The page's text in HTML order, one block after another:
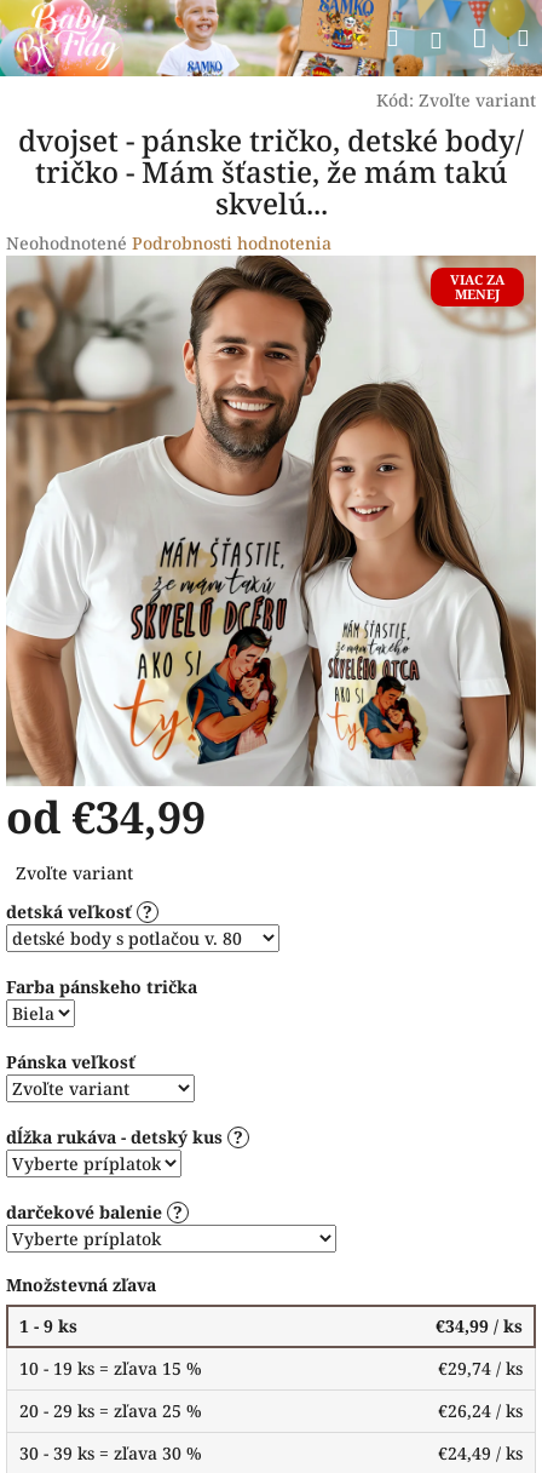
Prejsť
na
obsah
Hľadať
Kód: Zvoľte variant
dvojset - pánske tričko, detské body/
tričko - Mám šťastie, že mám takú
skvelú...
Priemerné
hodnotenie
produktu
je
0,0
z
5
hviezdičiek.
Neohodnotené Podrobnosti hodnotenia
VIAC ZA
MENEJ
od €34,99
cena:
Zvoľte variant
detská veľkosť ?
Farba pánskeho trička
Pánska veľkosť
dĺžka rukáva - detský kus ?
darčekové balenie ?
Množstevná zľava
1 - 9 ks
€34,99 / ks
10 - 19 ks = zľava 15 %
€29,74 / ks
20 - 29 ks = zľava 25 %
€26,24 / ks
30 - 39 ks = zľava 30 %
€24,49 / ks